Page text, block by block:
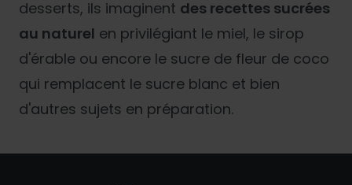
desserts, ils imaginent des recettes sucrées
au naturel en privilégiant le miel, le sirop
d'érable ou encore le sucre de fleur de coco
qui remplacent le sucre blanc et bien
d'autres sujets en préparation.